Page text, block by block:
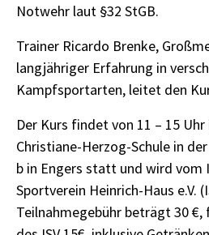
Notwehr laut §32 StGB.
Trainer Ricardo Brenke,
langjähriger Erfahrung in
Kampfsportarten, leitet den
Der Kurs findet von 11 – 15
Christiane-Herzog-Schule in
b in Engers statt und wird vom
Sportverein Heinrich-Haus e.V.
Teilnahmegebühr beträgt 30